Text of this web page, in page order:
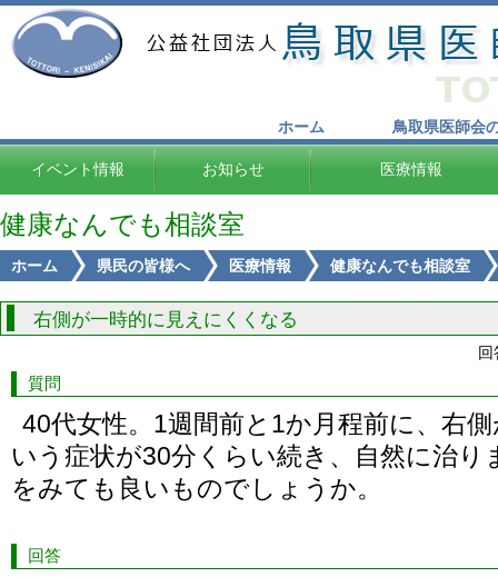
ホーム 鳥取県医師会
イベント情報 お知らせ 医療情報
健康なんでも相談室
ホーム 県民の皆様へ 医療情報 健康なんでも相談室
右側が一時的に見えにくくなる
質問
40代女性。1週間前と1か月程前に、右
いう症状が30分くらい続き、自然に治り
をみても良いものでしょうか。
回答